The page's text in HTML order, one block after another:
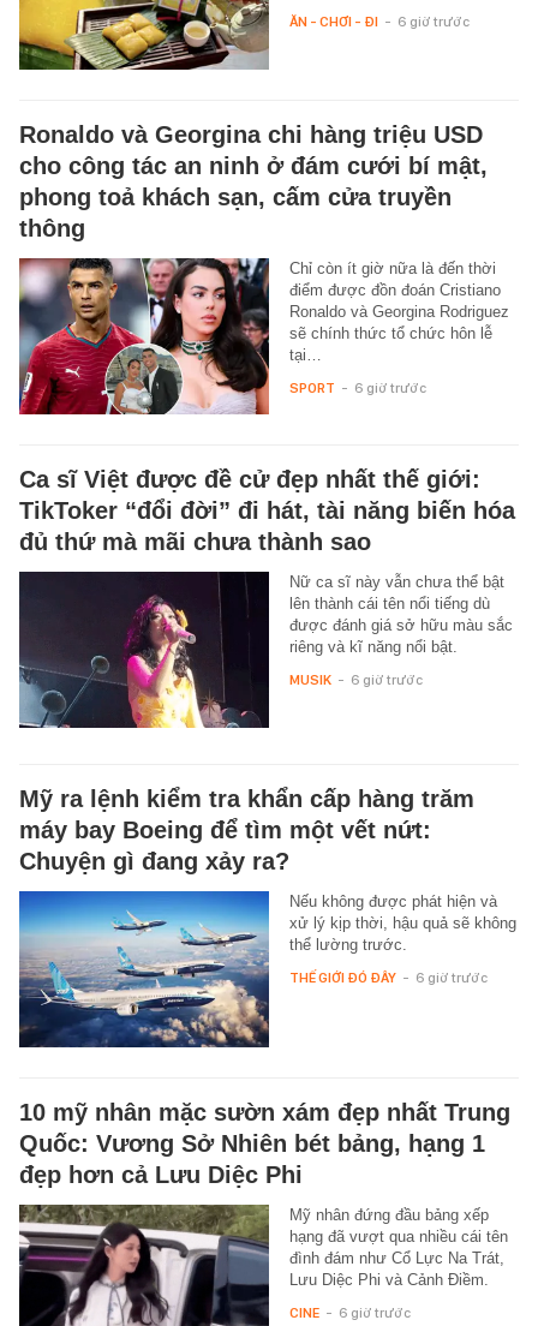
ĂN - CHƠI - ĐI - 6 giờ trước
Ronaldo và Georgina chi hàng triệu USD
cho công tác an ninh ở đám cưới bí mật,
phong toả khách sạn, cấm cửa truyền
thông
Chỉ còn ít giờ nữa là đến thời
điểm được đồn đoán Cristiano
Ronaldo và Georgina Rodriguez
sẽ chính thức tổ chức hôn lễ
tại…
SPORT - 6 giờ trước
Ca sĩ Việt được đề cử đẹp nhất thế giới:
TikToker “đổi đời” đi hát, tài năng biến hóa
đủ thứ mà mãi chưa thành sao
Nữ ca sĩ này vẫn chưa thể bật
lên thành cái tên nổi tiếng dù
được đánh giá sở hữu màu sắc
riêng và kĩ năng nổi bật.
MUSIK - 6 giờ trước
Mỹ ra lệnh kiểm tra khẩn cấp hàng trăm
máy bay Boeing để tìm một vết nứt:
Chuyện gì đang xảy ra?
Nếu không được phát hiện và
xử lý kịp thời, hậu quả sẽ không
thể lường trước.
THẾ GIỚI ĐÓ ĐÂY - 6 giờ trước
10 mỹ nhân mặc sườn xám đẹp nhất Trung
Quốc: Vương Sở Nhiên bét bảng, hạng 1
đẹp hơn cả Lưu Diệc Phi
Mỹ nhân đứng đầu bảng xếp
hạng đã vượt qua nhiều cái tên
đình đám như Cổ Lực Na Trát,
Lưu Diệc Phi và Cảnh Điềm.
CINE - 6 giờ trước